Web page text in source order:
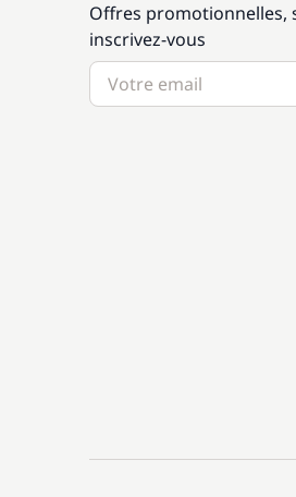
Offres promotionnelles,
inscrivez-vous